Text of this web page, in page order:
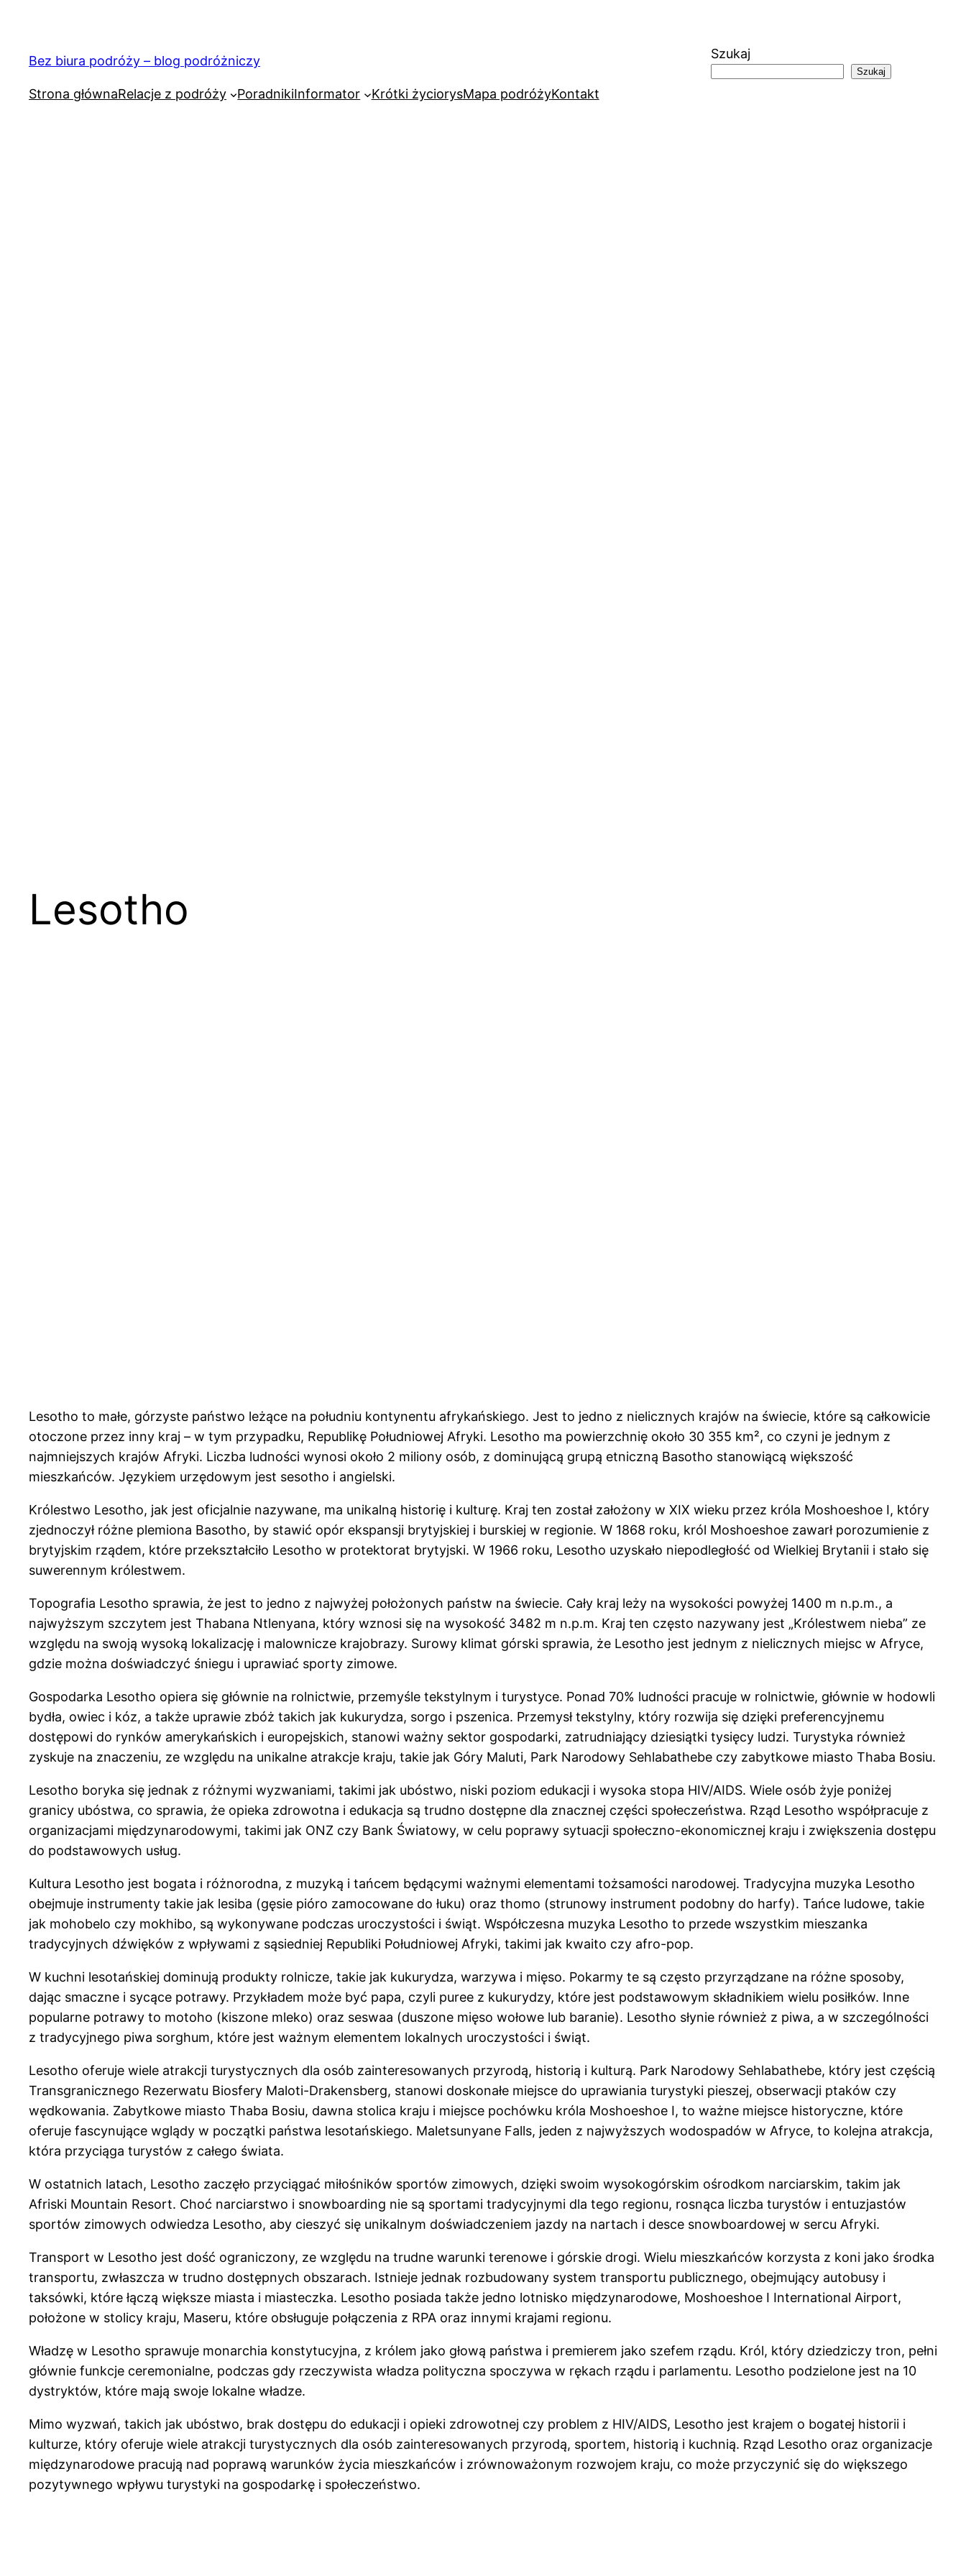
treściBez biura podróży – blog podróżniczy Szukaj
Szukaj
Strona głównaRelacje z podróży PoradnikiInformator Krótki życiorysMapa podróżyKontakt
Lesotho
Lesotho to małe, górzyste państwo leżące na południu kontynentu afrykańskiego. Jest to jedno z nielicznych krajów na świecie, które są całkowicie
otoczone przez inny kraj – w tym przypadku, Republikę Południowej Afryki. Lesotho ma powierzchnię około 30 355 km², co czyni je jednym z
najmniejszych krajów Afryki. Liczba ludności wynosi około 2 miliony osób, z dominującą grupą etniczną Basotho stanowiącą większość
mieszkańców. Językiem urzędowym jest sesotho i angielski.
Królestwo Lesotho, jak jest oficjalnie nazywane, ma unikalną historię i kulturę. Kraj ten został założony w XIX wieku przez króla Moshoeshoe I, który
zjednoczył różne plemiona Basotho, by stawić opór ekspansji brytyjskiej i burskiej w regionie. W 1868 roku, król Moshoeshoe zawarł porozumienie z
brytyjskim rządem, które przekształciło Lesotho w protektorat brytyjski. W 1966 roku, Lesotho uzyskało niepodległość od Wielkiej Brytanii i stało się
suwerennym królestwem.
Topografia Lesotho sprawia, że jest to jedno z najwyżej położonych państw na świecie. Cały kraj leży na wysokości powyżej 1400 m n.p.m., a
najwyższym szczytem jest Thabana Ntlenyana, który wznosi się na wysokość 3482 m n.p.m. Kraj ten często nazywany jest „Królestwem nieba” ze
względu na swoją wysoką lokalizację i malownicze krajobrazy. Surowy klimat górski sprawia, że Lesotho jest jednym z nielicznych miejsc w Afryce,
gdzie można doświadczyć śniegu i uprawiać sporty zimowe.
Gospodarka Lesotho opiera się głównie na rolnictwie, przemyśle tekstylnym i turystyce. Ponad 70% ludności pracuje w rolnictwie, głównie w hodowli
bydła, owiec i kóz, a także uprawie zbóż takich jak kukurydza, sorgo i pszenica. Przemysł tekstylny, który rozwija się dzięki preferencyjnemu
dostępowi do rynków amerykańskich i europejskich, stanowi ważny sektor gospodarki, zatrudniający dziesiątki tysięcy ludzi. Turystyka również
zyskuje na znaczeniu, ze względu na unikalne atrakcje kraju, takie jak Góry Maluti, Park Narodowy Sehlabathebe czy zabytkowe miasto Thaba Bosiu.
Lesotho boryka się jednak z różnymi wyzwaniami, takimi jak ubóstwo, niski poziom edukacji i wysoka stopa HIV/AIDS. Wiele osób żyje poniżej
granicy ubóstwa, co sprawia, że opieka zdrowotna i edukacja są trudno dostępne dla znacznej części społeczeństwa. Rząd Lesotho współpracuje z
organizacjami międzynarodowymi, takimi jak ONZ czy Bank Światowy, w celu poprawy sytuacji społeczno-ekonomicznej kraju i zwiększenia dostępu
do podstawowych usług.
Kultura Lesotho jest bogata i różnorodna, z muzyką i tańcem będącymi ważnymi elementami tożsamości narodowej. Tradycyjna muzyka Lesotho
obejmuje instrumenty takie jak lesiba (gęsie pióro zamocowane do łuku) oraz thomo (strunowy instrument podobny do harfy). Tańce ludowe, takie
jak mohobelo czy mokhibo, są wykonywane podczas uroczystości i świąt. Współczesna muzyka Lesotho to przede wszystkim mieszanka
tradycyjnych dźwięków z wpływami z sąsiedniej Republiki Południowej Afryki, takimi jak kwaito czy afro-pop.
W kuchni lesotańskiej dominują produkty rolnicze, takie jak kukurydza, warzywa i mięso. Pokarmy te są często przyrządzane na różne sposoby,
dając smaczne i sycące potrawy. Przykładem może być papa, czyli puree z kukurydzy, które jest podstawowym składnikiem wielu posiłków. Inne
popularne potrawy to motoho (kiszone mleko) oraz seswaa (duszone mięso wołowe lub baranie). Lesotho słynie również z piwa, a w szczególności
z tradycyjnego piwa sorghum, które jest ważnym elementem lokalnych uroczystości i świąt.
Lesotho oferuje wiele atrakcji turystycznych dla osób zainteresowanych przyrodą, historią i kulturą. Park Narodowy Sehlabathebe, który jest częścią
Transgranicznego Rezerwatu Biosfery Maloti-Drakensberg, stanowi doskonałe miejsce do uprawiania turystyki pieszej, obserwacji ptaków czy
wędkowania. Zabytkowe miasto Thaba Bosiu, dawna stolica kraju i miejsce pochówku króla Moshoeshoe I, to ważne miejsce historyczne, które
oferuje fascynujące wglądy w początki państwa lesotańskiego. Maletsunyane Falls, jeden z najwyższych wodospadów w Afryce, to kolejna atrakcja,
która przyciąga turystów z całego świata.
W ostatnich latach, Lesotho zaczęło przyciągać miłośników sportów zimowych, dzięki swoim wysokogórskim ośrodkom narciarskim, takim jak
Afriski Mountain Resort. Choć narciarstwo i snowboarding nie są sportami tradycyjnymi dla tego regionu, rosnąca liczba turystów i entuzjastów
sportów zimowych odwiedza Lesotho, aby cieszyć się unikalnym doświadczeniem jazdy na nartach i desce snowboardowej w sercu Afryki.
Transport w Lesotho jest dość ograniczony, ze względu na trudne warunki terenowe i górskie drogi. Wielu mieszkańców korzysta z koni jako środka
transportu, zwłaszcza w trudno dostępnych obszarach. Istnieje jednak rozbudowany system transportu publicznego, obejmujący autobusy i
taksówki, które łączą większe miasta i miasteczka. Lesotho posiada także jedno lotnisko międzynarodowe, Moshoeshoe I International Airport,
położone w stolicy kraju, Maseru, które obsługuje połączenia z RPA oraz innymi krajami regionu.
Władzę w Lesotho sprawuje monarchia konstytucyjna, z królem jako głową państwa i premierem jako szefem rządu. Król, który dziedziczy tron, pełni
głównie funkcje ceremonialne, podczas gdy rzeczywista władza polityczna spoczywa w rękach rządu i parlamentu. Lesotho podzielone jest na 10
dystryktów, które mają swoje lokalne władze.
Mimo wyzwań, takich jak ubóstwo, brak dostępu do edukacji i opieki zdrowotnej czy problem z HIV/AIDS, Lesotho jest krajem o bogatej historii i
kulturze, który oferuje wiele atrakcji turystycznych dla osób zainteresowanych przyrodą, sportem, historią i kuchnią. Rząd Lesotho oraz organizacje
międzynarodowe pracują nad poprawą warunków życia mieszkańców i zrównoważonym rozwojem kraju, co może przyczynić się do większego
pozytywnego wpływu turystyki na gospodarkę i społeczeństwo.